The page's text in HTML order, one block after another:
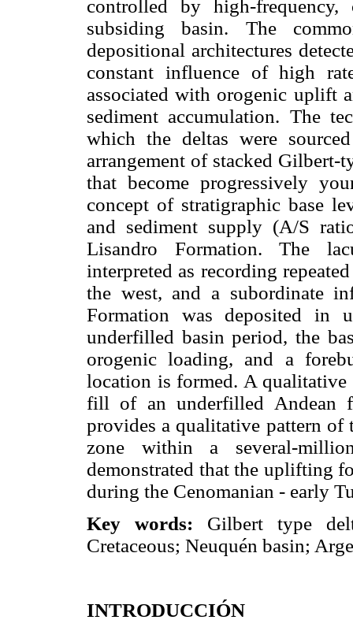
controlled by high-
subsiding basin. The
depositional architectures
constant influence of high
associated with orogenic uplift
sediment accumulation. The
which the deltas were
arrangement of stacked Gilbert-
that become progressively
concept of stratigraphic base
and sediment supply (A/S
Lisandro Formation. The
interpreted as recording
the west, and a subordinate
Formation was deposited in
underfilled basin period, the
orogenic loading, and a
location is formed. A
fill of an underfilled Andean
provides a qualitative pattern
zone within a several-
demonstrated that the uplifting
during the Cenomanian - early
Key words: Gilbert type
Cretaceous; Neuquén basin;
INTRODUCCIÓN